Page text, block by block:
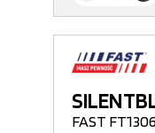
FAST